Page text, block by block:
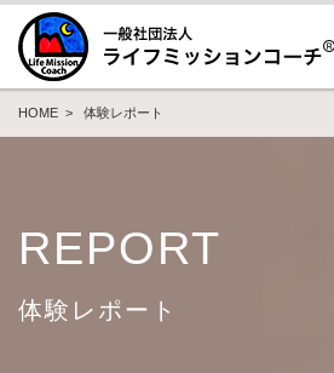
HOME > 体験レポート
REPORT
体験レポート